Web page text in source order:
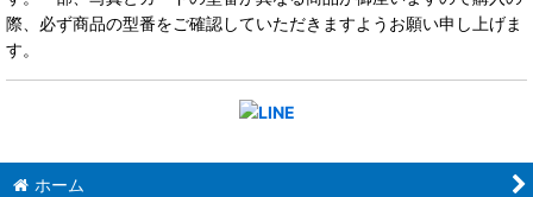
際、必ず商品の型番をご確認していただきますようお願い申し上げま
す。
ホーム